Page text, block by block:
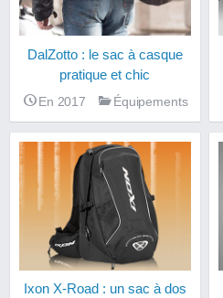
DalZotto : le sac à casque
pratique et chic
En 2017 Équipements
Ixon X-Road : un sac à dos